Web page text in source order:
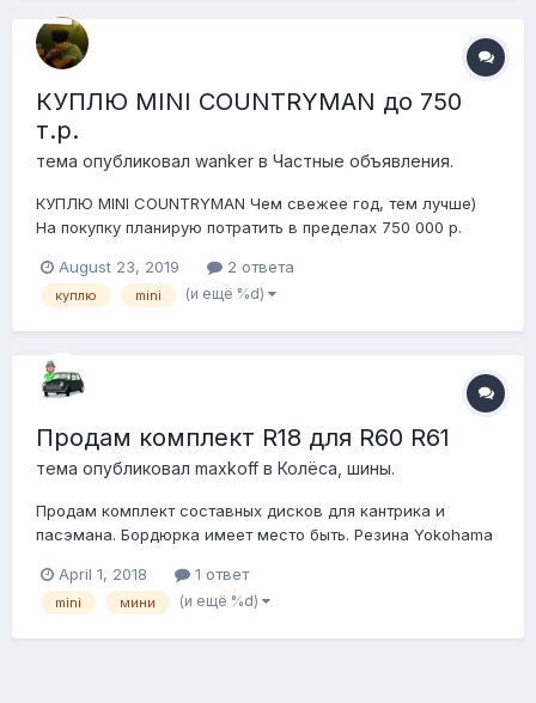
КУПЛЮ MINI COUNTRYMAN до 750
т.р.
тема опубликовал wanker в Частные объявления.
КУПЛЮ MINI COUNTRYMAN Чем свежее год, тем лучше)
На покупку планирую потратить в пределах 750 000 р.
August 23, 2019 2 ответа
куплю mini (и ещё %d)
Продам комплект R18 для R60 R61
тема опубликовал maxkoff в Колёса, шины.
Продам комплект составных дисков для кантрика и
пасэмана. Бордюрка имеет место быть. Резина Yokohama
комплекта 30000 +7 921 Ч15 22 04
April 1, 2018 1 ответ
mini мини (и ещё %d)